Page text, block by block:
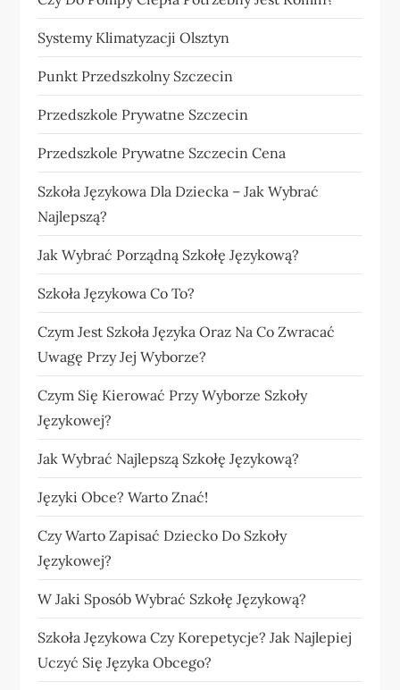
Systemy Klimatyzacji Olsztyn
Punkt Przedszkolny Szczecin
Przedszkole Prywatne Szczecin
Przedszkole Prywatne Szczecin Cena
Szkoła Językowa Dla Dziecka – Jak Wybrać
Najlepszą?
Jak Wybrać Porządną Szkołę Językową?
Szkoła Językowa Co To?
Czym Jest Szkoła Języka Oraz Na Co Zwracać
Uwagę Przy Jej Wyborze?
Czym Się Kierować Przy Wyborze Szkoły
Językowej?
Jak Wybrać Najlepszą Szkołę Językową?
Języki Obce? Warto Znać!
Czy Warto Zapisać Dziecko Do Szkoły
Językowej?
W Jaki Sposób Wybrać Szkołę Językową?
Szkoła Językowa Czy Korepetycje? Jak Najlepiej
Uczyć Się Języka Obcego?